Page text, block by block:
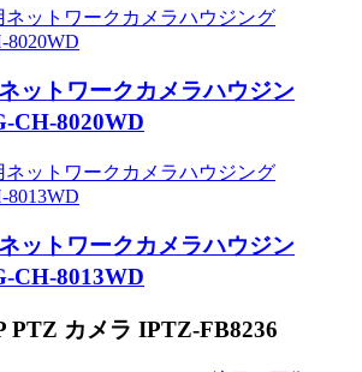
ットワークカメラハウジン
CH-8020WD
ットワークカメラハウジン
CH-8013WD
PTZ カメラ IPTZ-FB8236